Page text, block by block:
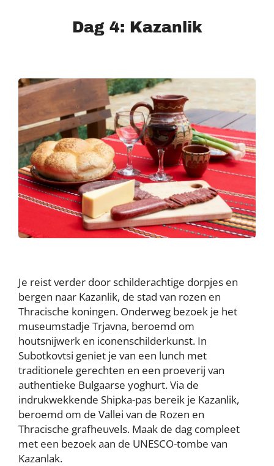
Dag 4: Kazanlik
Je reist verder door schilderachtige dorpjes en
bergen naar Kazanlik, de stad van rozen en
Thracische koningen. Onderweg bezoek je het
museumstadje Trjavna, beroemd om
houtsnijwerk en iconenschilderkunst. In
Subotkovtsi geniet je van een lunch met
traditionele gerechten en een proeverij van
authentieke Bulgaarse yoghurt. Via de
indrukwekkende Shipka-pas bereik je Kazanlik,
beroemd om de Vallei van de Rozen en
Thracische grafheuvels. Maak de dag compleet
met een bezoek aan de UNESCO-tombe van
Kazanlak.